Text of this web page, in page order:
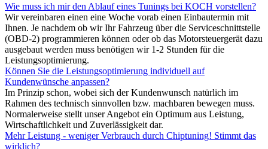
Wie muss ich mir den Ablauf eines Tunings bei KOCH vorstellen?
Wir vereinbaren einen eine Woche vorab einen Einbautermin mit
Ihnen. Je nachdem ob wir Ihr Fahrzeug über die Serviceschnittstelle
(OBD-2) programmieren können oder ob das Motorsteuergerät dazu
ausgebaut werden muss benötigen wir 1-2 Stunden für die
Leistungsoptimierung.
Können Sie die Leistungsoptimierung individuell auf
Kundenwünsche anpassen?
Im Prinzip schon, wobei sich der Kundenwunsch natürlich im
Rahmen des technisch sinnvollen bzw. machbaren bewegen muss.
Normalerweise stellt unser Angebot ein Optimum aus Leistung,
Wirtschaftlichkeit und Zuverlässigkeit dar.
Mehr Leistung - weniger Verbrauch durch Chiptuning! Stimmt das
wirklich?